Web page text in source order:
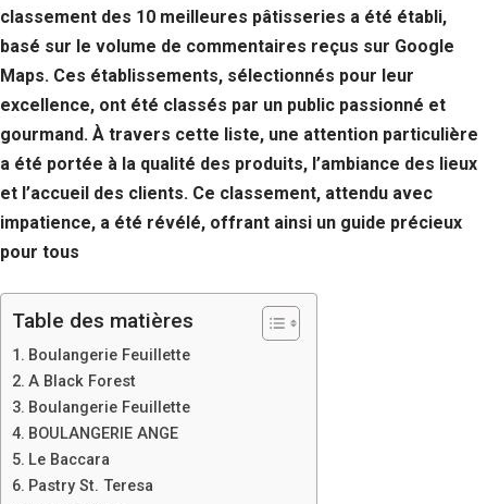
classement des 10 meilleures pâtisseries a été établi,
basé sur le volume de commentaires reçus sur Google
Maps. Ces établissements, sélectionnés pour leur
excellence, ont été classés par un public passionné et
gourmand. À travers cette liste, une attention particulière
a été portée à la qualité des produits, l’ambiance des lieux
et l’accueil des clients. Ce classement, attendu avec
impatience, a été révélé, offrant ainsi un guide précieux
pour tous
Table des matières
Boulangerie Feuillette
A Black Forest
Boulangerie Feuillette
BOULANGERIE ANGE
Le Baccara
Pastry St. Teresa